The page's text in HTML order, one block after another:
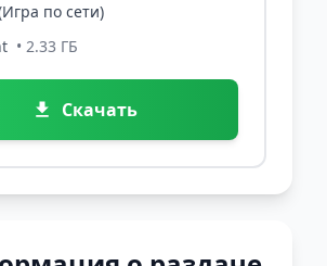
по сети)
• 2.33 ГБ
Скачать